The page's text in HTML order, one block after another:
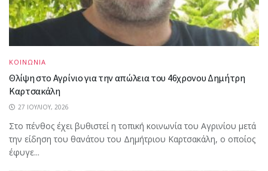
ΚΟΙΝΩΝΙΑ
Θλίψη στο Αγρίνιο για την απώλεια του 46χρονου Δημήτρη
Καρτσακάλη
27 ΙΟΥΛΊΟΥ, 2026
Στο πένθος έχει βυθιστεί η τοπική κοινωνία του Αγρινίου μετά
την είδηση του θανάτου του Δημήτριου Καρτσακάλη, ο οποίος
έφυγε...